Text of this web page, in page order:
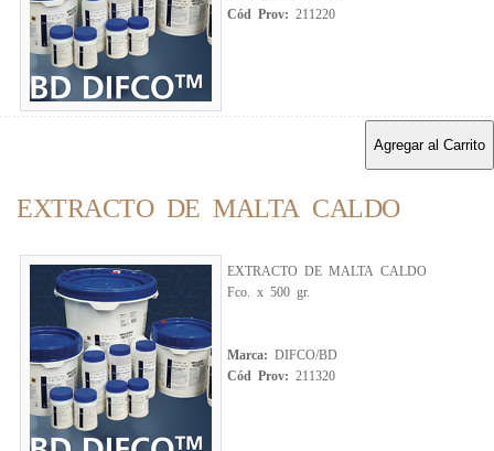
Cód Prov: 211220
Agregar al Carrito
EXTRACTO DE MALTA CALDO
EXTRACTO DE MALTA CALDO
Fco. x 500 gr.
Marca: DIFCO/BD
Cód Prov: 211320